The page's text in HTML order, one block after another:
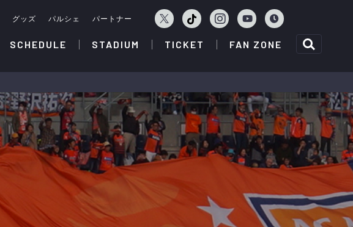
グッズ パルシェ パートナー
SCHEDULE STADIUM TICKET FAN ZONE